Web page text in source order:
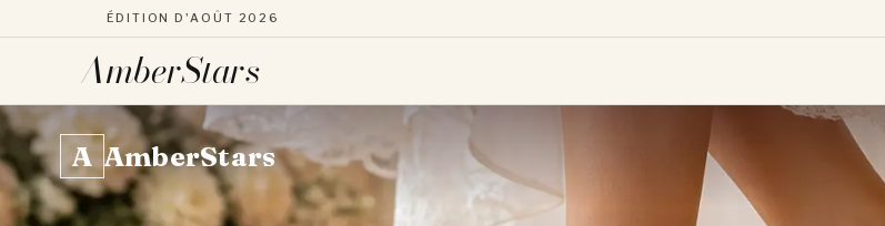
ÉDITION D'AOÛT 2026
AmberStars
Aller
contenu
A AmberStars